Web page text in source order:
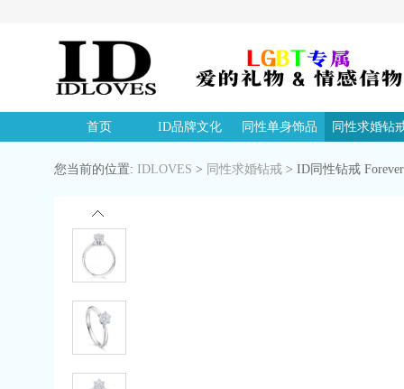
首页 ID品牌文化 同性单身饰品 同性求婚钻
您当前的位置: IDLOVES > 同性求婚钻戒 > ID同性钻戒